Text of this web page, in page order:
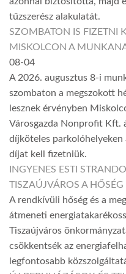
tűzszerész alakulatát.
SZOMBATON IS FIZETNI
MISKOLCON A
08-04
A 2026. augusztus 8-i
szombaton a megszokott
lesznek érvényben
Városgazda Nonprofit Kft.
díjköteles parkolóhelyeken
díjat kell fizetniük.
INGYENES ESTI
TISZAÚJVÁROS A HŐSÉG
A rendkívüli hőség és a
átmeneti
Tiszaújváros
csökkentsék az
legfontosabb